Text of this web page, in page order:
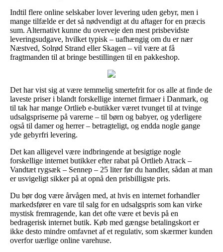
Indtil flere online selskaber lover levering uden gebyr, men i
mange tilfælde er det så nødvendigt at du aftager for en præcis
sum. Alternativt kunne du overveje den mest prisbevidste
leveringsudgave, hvilket typisk – uafhængig om du er nær
Næstved, Solrød Strand eller Skagen – vil være at få
fragtmanden til at bringe bestillingen til en pakkeshop.
Det har vist sig at være temmelig smertefrit for os alle at finde de
laveste priser i blandt forskellige internet firmaer i Danmark, og
til tak har mange Ortlieb e-butikker været tvunget til at tvinge
udsalgspriserne på varerne – til børn og babyer, og yderligere
også til damer og herrer – betragteligt, og endda nogle gange
yde gebyrfri levering.
Det kan alligevel være indbringende at besigtige nogle
forskellige internet butikker efter rabat på Ortlieb Atrack –
Vandtæt rygsæk – Sennep – 25 liter før du handler, sådan at man
er usvigeligt sikker på at opnå den prisbilligste pris.
Du bør dog være årvågen med, at hvis en internet forhandler
markedsfører en vare til salg for en udsalgspris som kan virke
mystisk fremragende, kan det ofte være et bevis på en
bedragerisk internet butik. Køb med gængse betalingskort er
ikke desto mindre omfavnet af et regulativ, som skærmer kunden
overfor uærlige online varehuse.